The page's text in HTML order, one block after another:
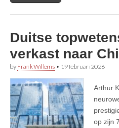
Duitse
verkast naar
by Frank Willems • 19 februari 2026
Arthur
op zijn